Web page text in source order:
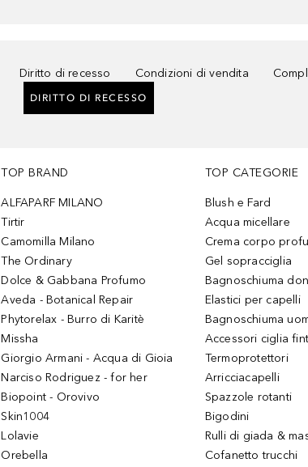
Diritto di recesso Condizioni di vendita
DIRITTO DI RECESSO
TOP BRAND
ALFAPARF MILANO
Tirtir
Camomilla Milano
The Ordinary
Dolce & Gabbana Profumo
Aveda - Botanical Repair
Phytorelax - Burro di Karitè
Missha
Giorgio Armani - Acqua di Gioia
Narciso Rodriguez - for her
Biopoint - Orovivo
Skin1004
Lolavie
Orebella
TOP CATEGORIE
Blush e Fard
Acqua micellare
Crema corpo
Gel sopracciglia
Bagnoschiuma
Elastici per capelli
Bagnoschiuma
Accessori ciglia
Termoprotettori
Arricciacapelli
Spazzole rotanti
Bigodini
Rulli di giada &
Cofanetto trucchi